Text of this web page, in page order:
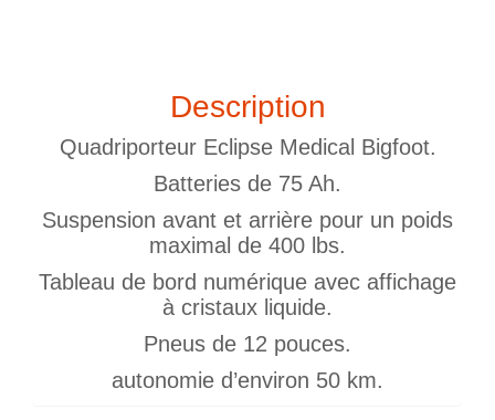
Description
Quadriporteur Eclipse Medical Bigfoot.
Batteries de 75 Ah.
Suspension avant et arrière pour un poids
maximal de 400 lbs.
Tableau de bord numérique avec affichage
à cristaux liquide.
Pneus de 12 pouces.
autonomie d’environ 50 km.